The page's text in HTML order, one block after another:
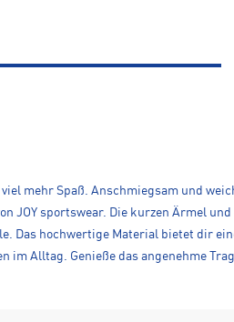
mehr Spaß. Anschmiegsam und
JOY sportswear. Die kurzen Ärmel
Das hochwertige Material bietet dir
im Alltag. Genieße das angenehme